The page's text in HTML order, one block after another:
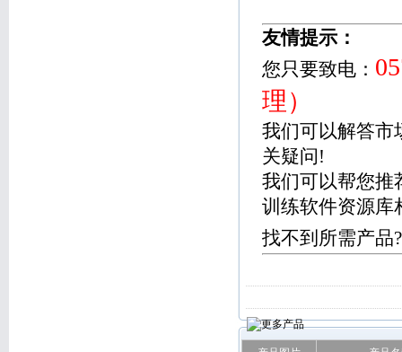
友情提示：
您只要致电：
理）
我们可以解答市
关疑问!
我们可以帮您推
训练软件资源库
找不到所需产品